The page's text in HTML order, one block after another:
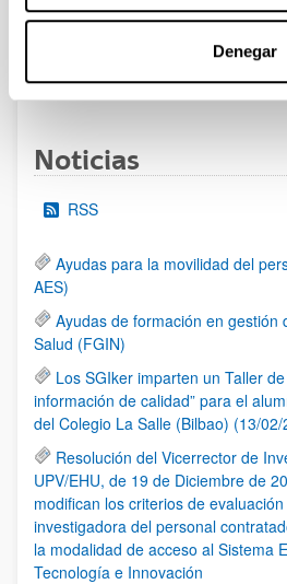
Denegar
al 30/07/2026 (ambos incluídos)
Página
1 Página
2 3 ...
Noticias
RSS
Ayudas para la movilidad del
AES)
Ayudas de formación en gestión
Salud (FGIN)
Los SGIker imparten un Taller
información de calidad” para el
del Colegio La Salle (Bilbao) (13/02/
Resolución del Vicerrector de
UPV/EHU, de 19 de Diciembre de
modifican los criterios de
investigadora del personal
la modalidad de acceso al Sistema
Tecnología e Innovación